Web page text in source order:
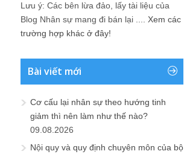
Lưu ý: Các bên lừa đảo, lấy tài liệu của
Blog Nhân sự mang đi bán lại .... Xem các
trường hợp khác ở đây!
Bài viết mới
Cơ cấu lại nhân sự theo hướng tinh
giảm thì nên làm như thế nào?
09.08.2026
Nội quy và quy định chuyên môn của bộ